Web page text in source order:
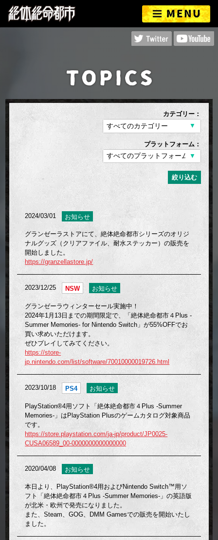
カテゴリー：
プラットフォーム：
絞り込む
2024/03/01 お知らせ
グランゼーラストアにて、絶体絶命都市シリーズのオリジ
ナルグッズ（クリアファイル、耐水ステッカー）の販売を
開始しました。
https://granzellastore.jp/
2023/12/25 NSW お知らせ
グランゼーラウィンターセール実施中！
2024年1月13日までの期間限定で、「絶体絶命都市４Plus -
Summer Memories- for Nintendo Switch」が55%OFFでお
買い求めいただけます。
ぜひプレイしてみてください。
https://store-
jp.nintendo.com/list/software/70010000019726.html
2023/10/18 PS4 お知らせ
PlayStation®4用ソフト「絶体絶命都市４Plus -Summer
Memories-」はPlayStation Plusのゲームカタログ対象商品
です。
https://store.playstation.com/ja-jp/product/JP0025-
CUSA06589_00-0000000000000000
2020/04/08 お知らせ
本日より、PlayStation®4用およびNintendo Switch™用ソ
フト「絶体絶命都市４Plus -Summer Memories-」の英語版
が北米・欧州で発売になりました。
また、Steam、GOG、DMM Gamesでの販売を開始いたし
ました。